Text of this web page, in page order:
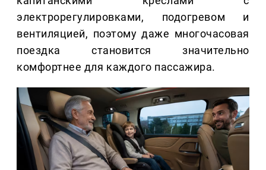
электрорегулировками, подогревом и
вентиляцией, поэтому даже многочасовая
поездка становится значительно
комфортнее для каждого пассажира.